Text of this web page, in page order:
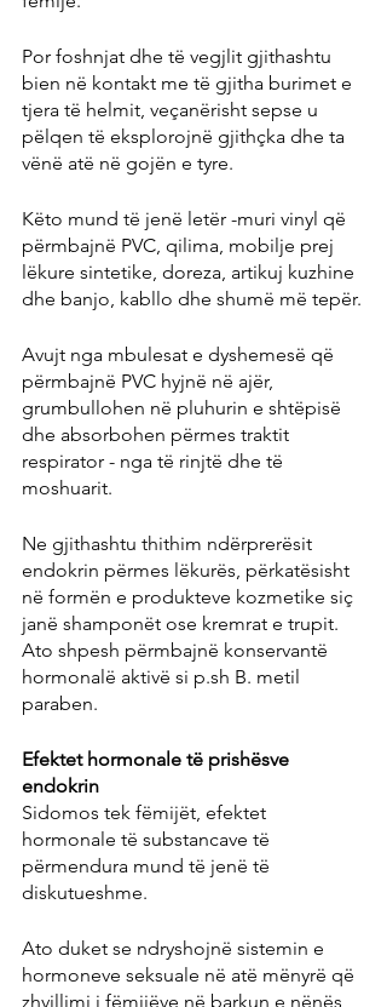
Por foshnjat dhe të vegjlit gjithashtu
bien në kontakt me të gjitha burimet e
tjera të helmit, veçanërisht sepse u
pëlqen të eksplorojnë gjithçka dhe ta
vënë atë në gojën e tyre.
Këto mund të jenë letër -muri vinyl që
përmbajnë PVC, qilima, mobilje prej
lëkure sintetike, doreza, artikuj kuzhine
dhe banjo, kabllo dhe shumë më tepër.
Avujt nga mbulesat e dyshemesë që
përmbajnë PVC hyjnë në ajër,
grumbullohen në pluhurin e shtëpisë
dhe absorbohen përmes traktit
respirator - nga të rinjtë dhe të
moshuarit.
Ne gjithashtu thithim ndërprerësit
endokrin përmes lëkurës, përkatësisht
në formën e produkteve kozmetike siç
janë shamponët ose kremrat e trupit.
Ato shpesh përmbajnë konservantë
hormonalë aktivë si p.sh B. metil
paraben.
Efektet hormonale të prishësve
endokrin
Sidomos tek fëmijët, efektet
hormonale të substancave të
përmendura mund të jenë të
diskutueshme.
Ato duket se ndryshojnë sistemin e
hormoneve seksuale në atë mënyrë që
zhvillimi i fëmijëve në barkun e nënës